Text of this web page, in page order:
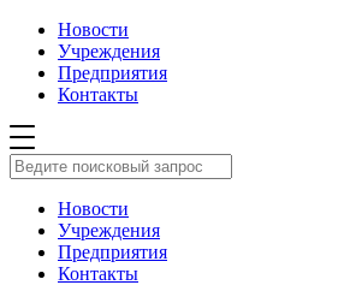
Новости
Учреждения
Предприятия
Контакты
Новости
Учреждения
Предприятия
Контакты